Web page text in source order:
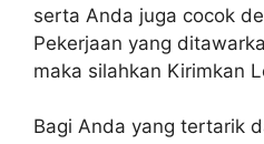
serta Anda juga cocok
Pekerjaan yang
maka silahkan Kirimkan
Bagi Anda yang tertarik